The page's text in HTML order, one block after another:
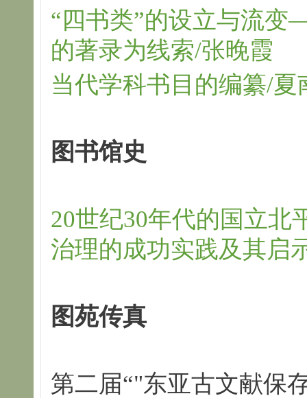
“四书类”的设立与流
的著录为线索/张晚霞
当代学科书目的编纂/夏
图书馆史
20世纪30年代的国立
治理的成功实践及其启
图苑传真
第二届“"东亚古文献保